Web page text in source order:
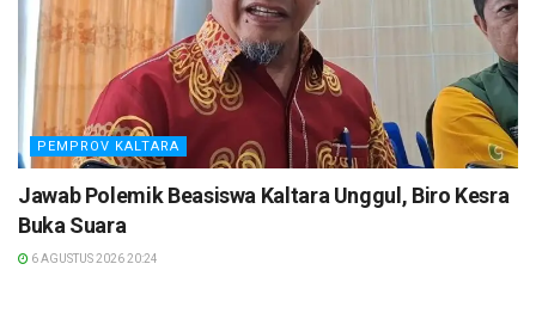
PEMPROV KALTARA
Jawab Polemik Beasiswa Kaltara Unggul, Biro Kesra
Buka Suara
6 AGUSTUS 2026 20:24